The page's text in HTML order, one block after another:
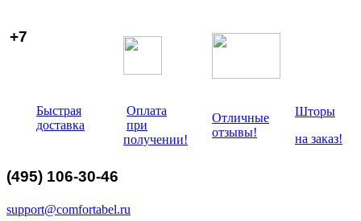
Быстрая
доставка
Оплата
при
получении!
Отличные
отзывы!
Шторы
на заказ!
+7
(495) 106-30-46
support@comfortabel.ru